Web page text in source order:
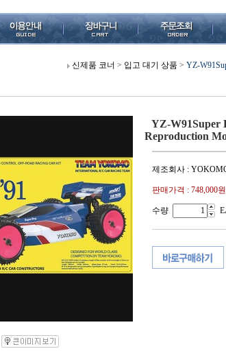
신제품 코너 > 입고 대기 상품 > YZ-
YZ-W91Super
Reproduction
제조회사 :
판매가격 : 748,000원
수량